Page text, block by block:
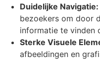
Duidelijke Navigatie:
bezoekers om door
informatie te vinden
Sterke Visuele
afbeeldingen en